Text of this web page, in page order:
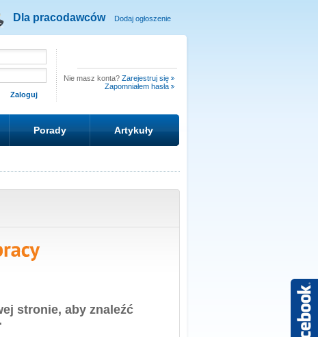
Dla pracodawców Dodaj ogłoszenie
Nie masz konta? Zarejestruj się
Zapomniałem hasła
Porady Artykuły
stronie, aby znaleźć